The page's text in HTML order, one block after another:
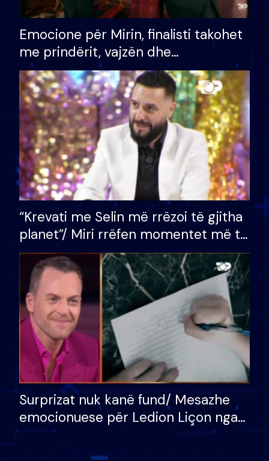
Emocione për Mirin, finalisti takohet
me prindërit, vajzën dhe
bashkëshorten: S’kemi ndonjë letër
divorci apo jo?
“Krevati me Selin më rrëzoi të gjitha
planet”/ Miri rrëfen momentet më të
bukura në shtëpinë e BB VIP: Do më
mungojë zilja e mëngjesit kur…
Surprizat nuk kanë fund/ Mesazhe
emocionuese për Ledion Liçon nga
nëna dhe fëmijët e tij, moderatori
nuk i mban dot lotët: Nuk meritoj…